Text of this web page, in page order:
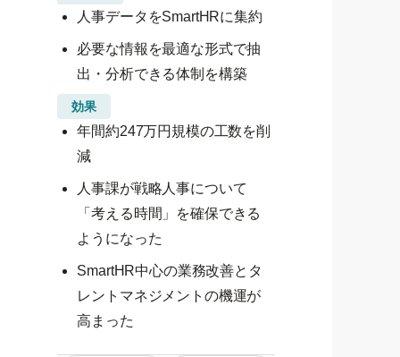
人事データをSmartHRに集約
必要な情報を最適な形式で抽
出・分析できる体制を構築
効果
年間約247万円規模の工数を削
減
人事課が戦略人事について
「考える時間」を確保できる
ようになった
SmartHR中心の業務改善とタ
レントマネジメントの機運が
高まった